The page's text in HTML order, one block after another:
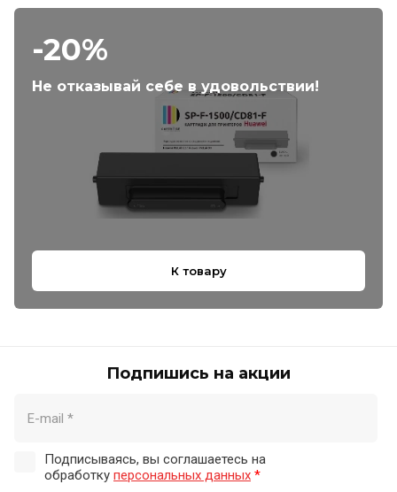
-20%
Не отказывай себе в удовольствии!
К товару
Подпишись на акции
Подписываясь, вы соглашаетесь на
обработку персональных данных *